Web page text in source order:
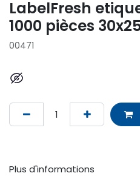
LabelFresh
1000 pièces
00471
Plus d'informations